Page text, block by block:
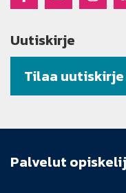
Uutiskirje
Tilaa uutiskirje
Palvelut